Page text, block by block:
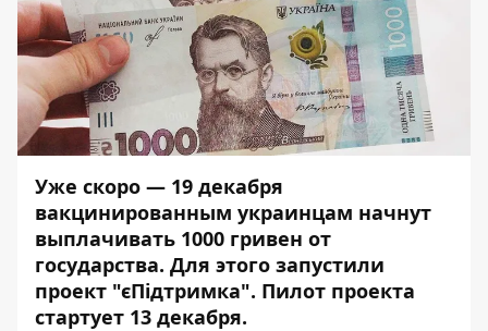
Уже скоро — 19 декабря
вакцинированным украинцам начнут
выплачивать 1000 гривен от
государства. Для этого запустили
проект "єПідтримка". Пилот проекта
стартует 13 декабря.